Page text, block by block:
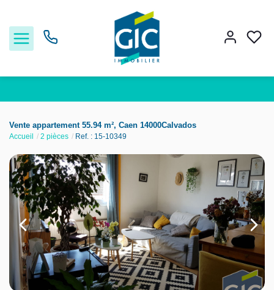
Acheter
Louer
Estimer
Nos services
Nos agences
Vente appartement 55.94 m², Caen 14000Calvados
Accueil 2 pièces Ref. : 15-10349